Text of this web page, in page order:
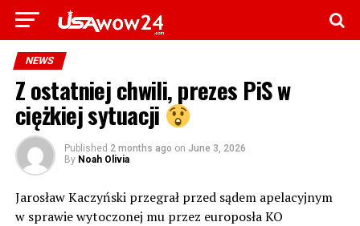
NEWS
Z ostatniej chwili, prezes PiS w
ciężkiej sytuacji
Published 2 months ago on June 3, 2026
By Noah Olivia
Jarosław Kaczyński przegrał przed sądem apelacyjnym
w sprawie wytoczonej mu przez europosła KO